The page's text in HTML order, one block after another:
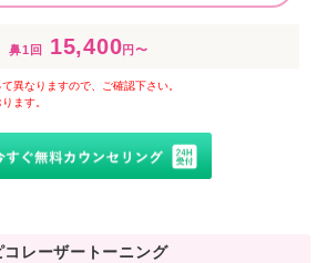
鼻1回 15,400円〜
異なりますので、ご確認下さい。
ます。
レーザートーニング